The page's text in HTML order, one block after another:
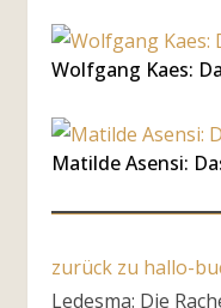
Wolfgang Kaes:
Matilde Asensi:
zurück zu hallo-
Ledesma: Die